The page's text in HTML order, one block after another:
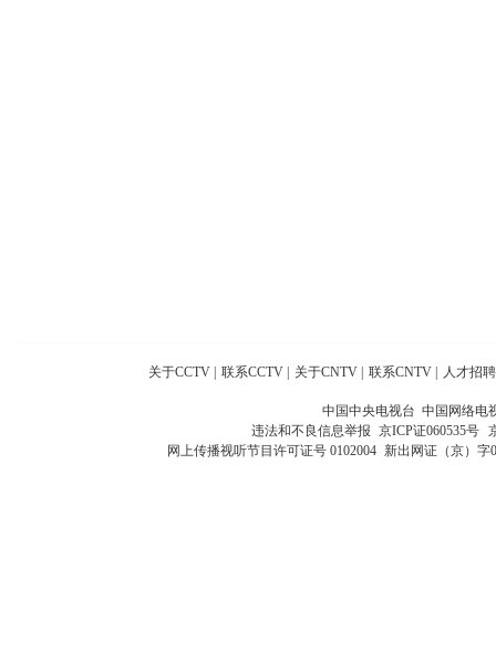
关于CCTV 联系CCTV 关于CNTV 联系CNTV 人才招聘
中国中央电视台 中国网络电
违法和不良信息举报 京ICP证060535号
网上传播视听节目许可证号 0102004 新出网证（京）